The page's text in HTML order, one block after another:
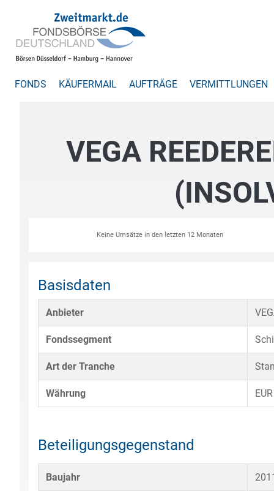
FONDS KÄUFERMAIL AUFTRÄGE VERMITTLUNGEN
VEGA
Keine Umsätze in den letzten 12 Monaten
Basisdaten
Anbieter
Fondssegment
Art der Tranche
Währung EUR
Beteiligungsgegenstand
Baujahr